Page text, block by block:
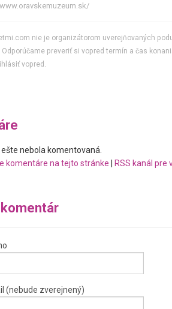
nie je organizátorom uverejňovaných
preveriť si vopred termín a čas
vopred.
nebola komentovaná.
komentáre na tejto stránke
RSS kanál pre
(nebude zverejnený)